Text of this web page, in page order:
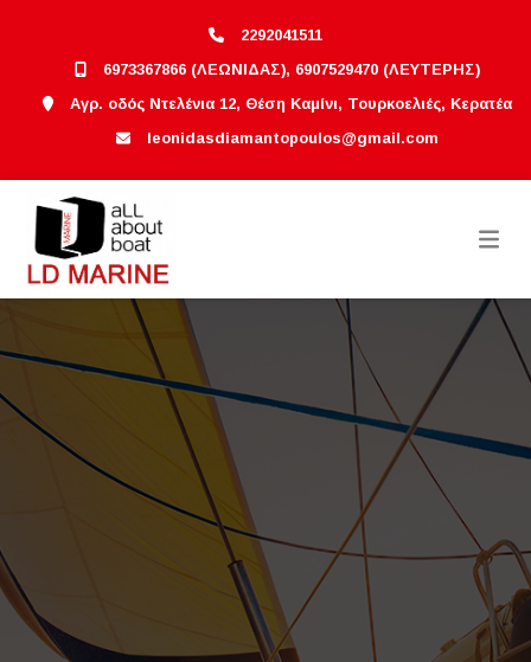
2292041511
6973367866 (ΛΕΩΝΙΔΑΣ), 6907529470 (ΛΕΥΤΕΡΗΣ)
Αγρ. οδός Ντελένια 12, Θέση Καμίνι, Τουρκοελιές, Κερατέα
leonidasdiamantopoulos@gmail.com